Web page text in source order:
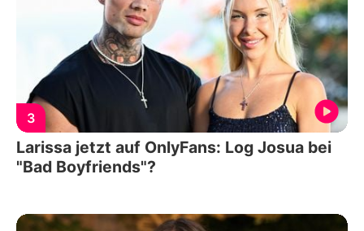
3
Larissa jetzt auf OnlyFans: Log Josua bei
"Bad Boyfriends"?